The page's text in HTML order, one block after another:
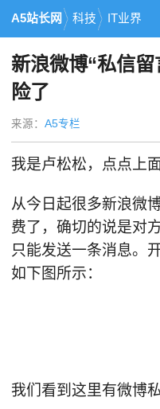
A5站长网 科技 IT业界
新浪微博“私信
险了
来源： A5专栏
我是卢松松，点点上
从今日起很多新浪微
费了，确切的说是对
只能发送一条消息。
如下图所示：
我们看到这里有微博